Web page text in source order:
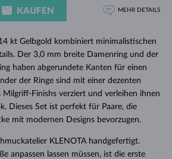
kt Gelbgold kombiniert minimalistischen
Der 3,0 mm breite Damenring und der
haben abgerundete Kanten für einen
der Ringe sind mit einer dezenten
Milgriff-Finishs verziert und verleihen ihnen
Dieses Set ist perfekt für Paare, die
mit modernen Designs bevorzugen.
KLENOTA handgefertigt.
anpassen lassen müssen, ist die erste
KAUFEN MEHR DETAILS